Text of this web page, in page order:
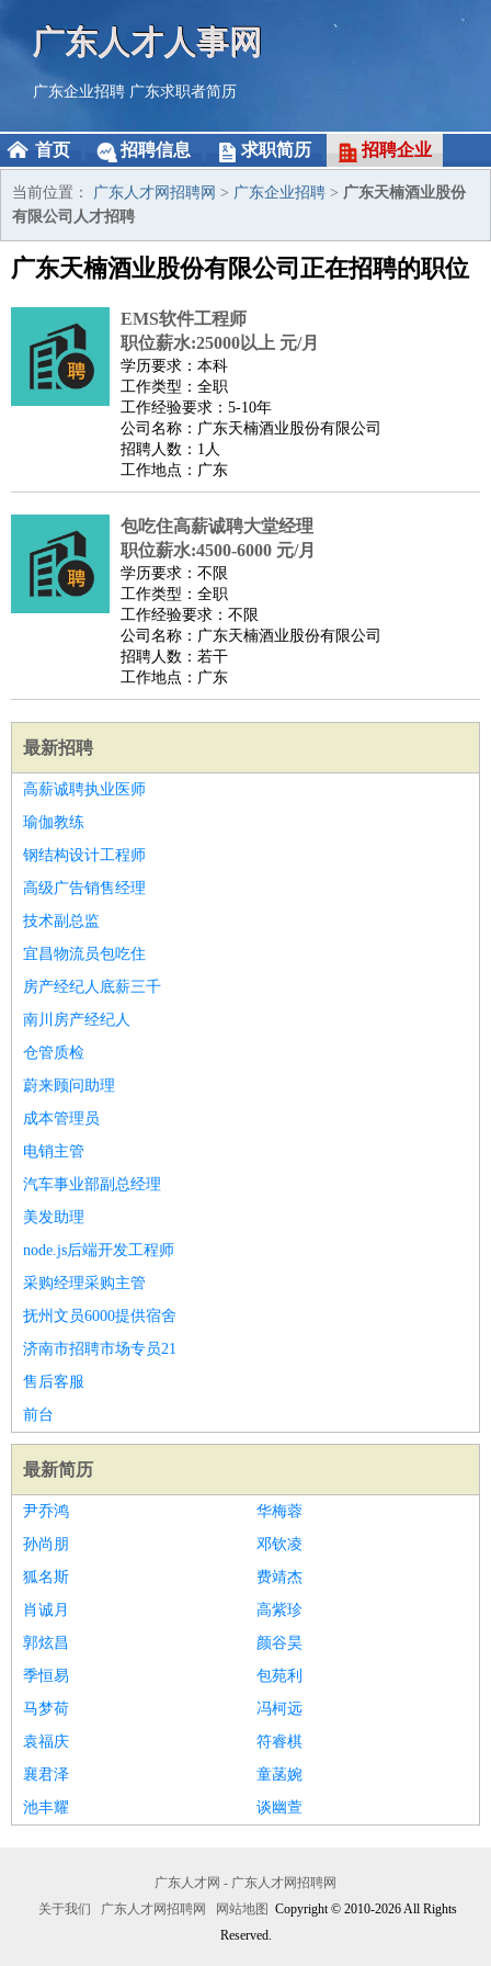
广东人才人事网
广东企业招聘 广东求职者简历
首页 招聘信息 求职简历 招聘企业
当前位置： 广东人才网招聘网 > 广东企业招聘 > 广东天楠酒业股份
有限公司人才招聘
广东天楠酒业股份有限公司正在招聘的职位
EMS软件工程师
职位薪水:25000以上 元/月
学历要求：本科
工作类型：全职
工作经验要求：5-10年
公司名称：广东天楠酒业股份有限公司
招聘人数：1人
工作地点：广东
包吃住高薪诚聘大堂经理
职位薪水:4500-6000 元/月
学历要求：不限
工作类型：全职
工作经验要求：不限
公司名称：广东天楠酒业股份有限公司
招聘人数：若干
工作地点：广东
最新招聘
高薪诚聘执业医师
瑜伽教练
钢结构设计工程师
高级广告销售经理
技术副总监
宜昌物流员包吃住
房产经纪人底薪三千
南川房产经纪人
仓管质检
蔚来顾问助理
成本管理员
电销主管
汽车事业部副总经理
美发助理
node.js后端开发工程师
采购经理采购主管
抚州文员6000提供宿舍
济南市招聘市场专员21
售后客服
前台
最新简历
尹乔鸿
华梅蓉
孙尚朋
邓钦凌
狐名斯
费靖杰
肖诚月
高紫珍
郭炫昌
颜谷昊
季恒易
包苑利
马梦荷
冯柯远
袁福庆
符睿棋
襄君泽
童菡婉
池丰耀
谈幽萱
广东人才网 - 广东人才网招聘网
关于我们
广东人才网招聘网 网站地图 Copyright © 2010-2026 All Rights
Reserved.